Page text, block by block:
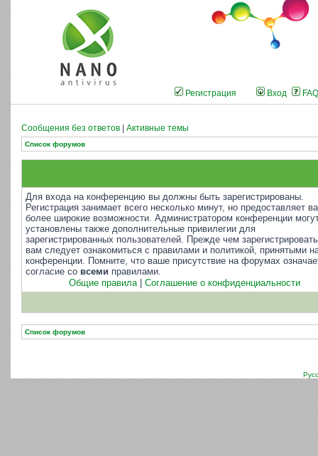
Регистрация Вход FAQ
Сообщения без ответов Активные темы
Список форумов
Для входа на конференцию вы должны быть зарегистрированы.
Регистрация занимает всего несколько минут, но предоставляет
более широкие возможности. Администратором конференции
установлены также дополнительные привилегии для
зарегистрированных пользователей. Прежде чем
вам следует ознакомиться с правилами и политикой, принятыми
конференции. Помните, что ваше присутствие на форумах
согласие со всеми правилами.
Общие правила| Соглашение о конфиденциальности
Список форумов